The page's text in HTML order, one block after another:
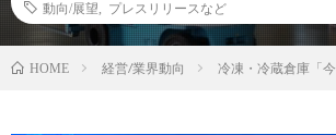
動向/展望
プレスリリースなど
HOME 経営/業界動向 冷凍・冷蔵倉庫「